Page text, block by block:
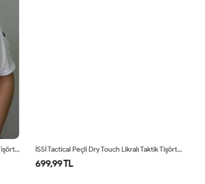
İSSİ Tactical Peçli Dry Touch Likralı Taktik Tişört Beyaz İSSİ Tactical Peçli Dry Touch Likralı Taktik Tişört Antrasit
699,99 TL